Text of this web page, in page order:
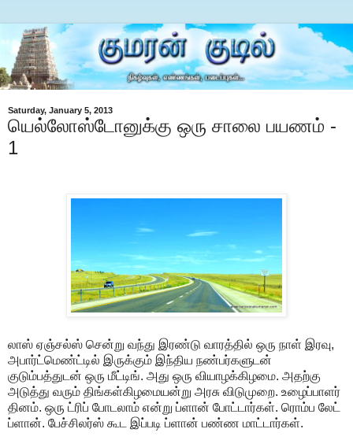
Saturday, January 5, 2013
யெல்லோஸ்டோனுக்கு ஒரு சாலை பயணம் -
1
லாஸ் ஏஞ்சல்ஸ் சென்று வந்து இரண்டு வாரத்தில் ஒரு நாள் இரவு,
அபார்ட்மெண்ட்டில் இருக்கும் இந்திய நண்பர்களுடன்
குடும்பத்துடன் ஒரு மீட்டிங். அது ஒரு வியாழக்கிழமை. அதற்கு
அடுத்து வரும் திங்கள்கிழமையன்று அரசு விடுமுறை. உழைப்பாளர்
தினம். ஒரு ட்ரிப் போடலாம் என்று ப்ளான் போட்டார்கள். ரொம்ப லேட்
ப்ளான். பேச்சிலர்ஸ் கூட இப்படி ப்ளான் பண்ண மாட்டார்கள்.